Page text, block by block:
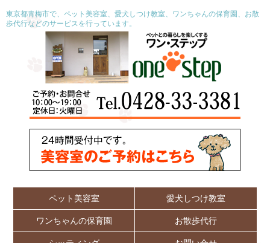
東京都青梅市で、ペット美容室、愛犬しつけ教室、ワンちゃんの保育園、お散
歩代行などのサービスを行っています。
ペット美容室 愛犬しつけ教室
ワンちゃんの保育園 お散歩代行